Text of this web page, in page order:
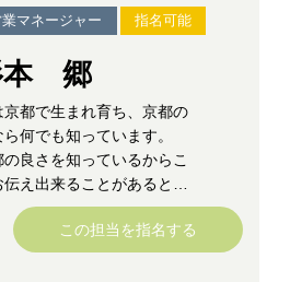
マネージャー 指名可能
本 郷
京都で生まれ育ち、京都の
ら何でも知っています。
の良さを知っているからこ
伝え出来ることがあると思
す。
探し～不動産の購入・新築
この担当を指名する